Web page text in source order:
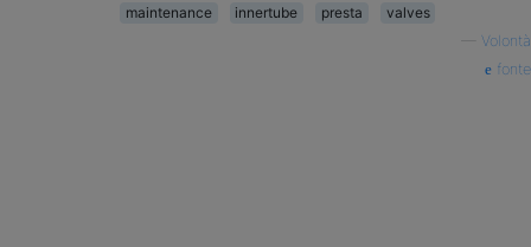
maintenance innertube presta
valves
Volontà
fonte